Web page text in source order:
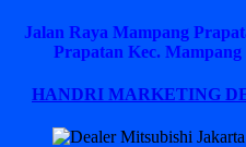
Jalan Raya Mampang
Prapatan Kec.
HANDRI MARKETING